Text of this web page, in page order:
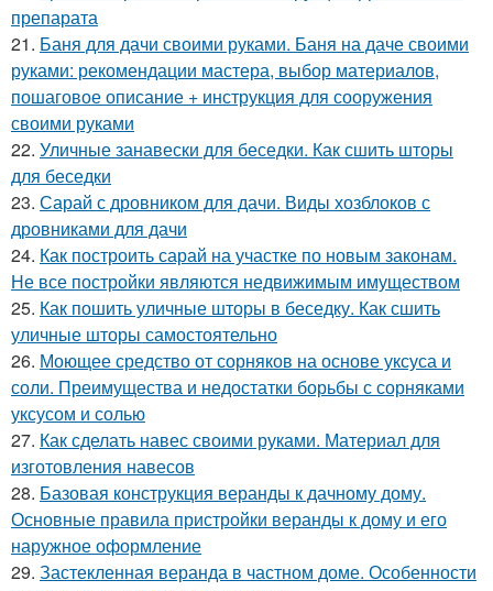
препарата
21. Баня для дачи своими руками. Баня на даче своими
руками: рекомендации мастера, выбор материалов,
пошаговое описание + инструкция для сооружения
своими руками
22. Уличные занавески для беседки. Как сшить шторы
для беседки
23. Сарай с дровником для дачи. Виды хозблоков с
дровниками для дачи
24. Как построить сарай на участке по новым законам.
Не все постройки являются недвижимым имуществом
25. Как пошить уличные шторы в беседку. Как сшить
уличные шторы самостоятельно
26. Моющее средство от сорняков на основе уксуса и
соли. Преимущества и недостатки борьбы с сорняками
уксусом и солью
27. Как сделать навес своими руками. Материал для
изготовления навесов
28. Базовая конструкция веранды к дачному дому.
Основные правила пристройки веранды к дому и его
наружное оформление
29. Застекленная веранда в частном доме. Особенности